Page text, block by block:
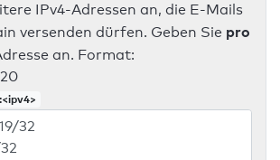
IPv4-Adressen an, die E-Mails
versenden dürfen. Geben Sie pro
an. Format: